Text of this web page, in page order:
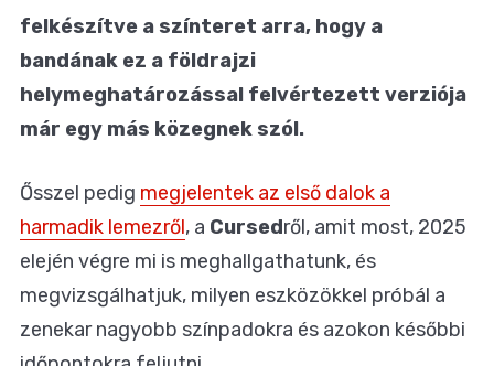
felkészítve a színteret arra, hogy a
bandának ez a földrajzi
helymeghatározással felvértezett verziója
már egy más közegnek szól.
Ősszel pedig megjelentek az első dalok a
harmadik lemezről, a Cursedről, amit most, 2025
elején végre mi is meghallgathatunk, és
megvizsgálhatjuk, milyen eszközökkel próbál a
zenekar nagyobb színpadokra és azokon későbbi